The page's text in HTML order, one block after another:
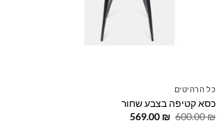
כל הרהיטים
כסא קטיפה בצבע שחור
600.00₪
המחיר
569.00 ₪